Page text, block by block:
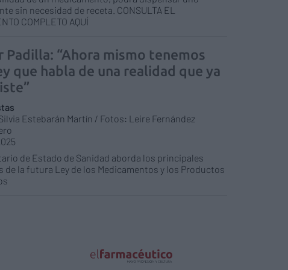
sin necesidad de receta. CONSULTA EL
COMPLETO AQUÍ
Padilla: “Ahora mismo tenemos
que habla de una realidad que ya
Estebarán Martín / Fotos: Leire Fernández
de Estado de Sanidad aborda los principales
de la futura Ley de los Medicamentos y los Productos